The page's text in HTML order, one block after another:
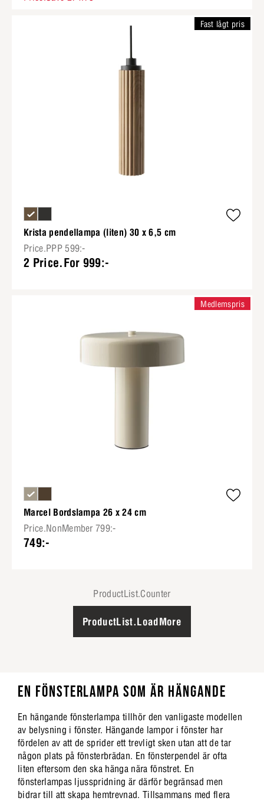
Krista pendellampa (liten) 30 x 6,5 cm
Price.PPP 599:-
2 Price.For 999:-
Fast lågt pris
Marcel Bordslampa 26 x 24 cm
Price.NonMember 799:-
749:-
Medlemspris
ProductList.Counter
ProductList.LoadMore
EN FÖNSTERLAMPA SOM ÄR HÄNGANDE
En hängande fönsterlampa tillhör den vanligaste modellen
av belysning i fönster. Hängande lampor i fönster har
fördelen av att de sprider ett trevligt sken utan att de tar
någon plats på fönsterbrädan. En fönsterpendel är ofta
liten eftersom den ska hänga nära fönstret. En
fönsterlampas ljusspridning är därför begränsad men
bidrar till att skapa hemtrevnad. Tillsammans med flera